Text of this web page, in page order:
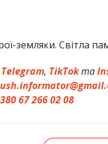
земляки. Світла
Telegram, TikTokта
67 266 02 08